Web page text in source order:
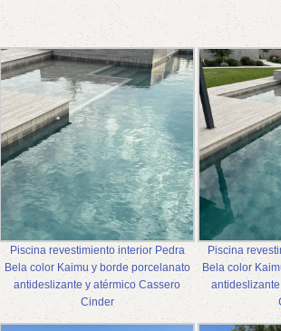
Piscina revestimiento interior Pedra
Bela color Kaimu y borde porcelanato
antideslizante y atérmico Cassero
Cinder
Piscina
Bela color